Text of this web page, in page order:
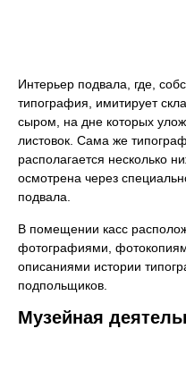
Интерьер подвала, где,
типография, имитирует
сыром, на дне которых
листовок. Сама же
располагается несколько
осмотрена через
подвала.
В помещении касс
фотографиями,
описаниями истории
подпольщиков.
Музейная